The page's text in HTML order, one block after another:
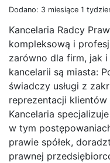
Dodano: 3 miesiące 1
Kancelaria Radcy
kompleksową i
zarówno dla firm, jak
kancelarii są miasta:
świadczy usługi z
reprezentacji
Kancelaria
w tym
prawie spółek,
prawnej